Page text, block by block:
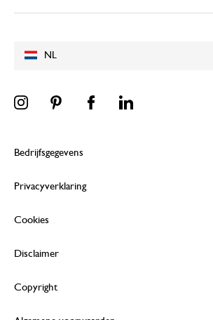
NL
Bedrijfsgegevens
Privacyverklaring
Cookies
Disclaimer
Copyright